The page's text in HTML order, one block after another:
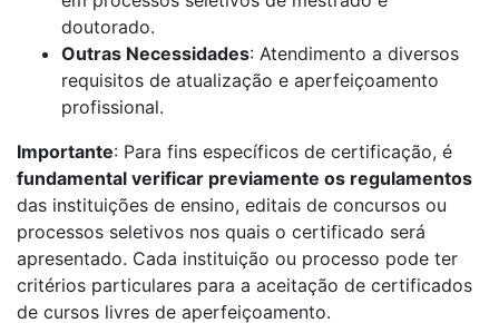
doutorado.
Outras Necessidades: Atendimento a diversos
requisitos de atualização e aperfeiçoamento
profissional.
Importante: Para fins específicos de certificação, é
fundamental verificar previamente os regulamentos
das instituições de ensino, editais de concursos ou
processos seletivos nos quais o certificado será
apresentado. Cada instituição ou processo pode ter
critérios particulares para a aceitação de certificados
de cursos livres de aperfeiçoamento.